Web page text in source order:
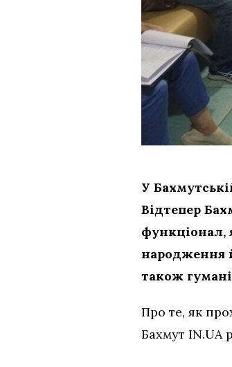
У
Відтепер
функціонал,
народження
також
Про те, як
Бахмут IN.UA